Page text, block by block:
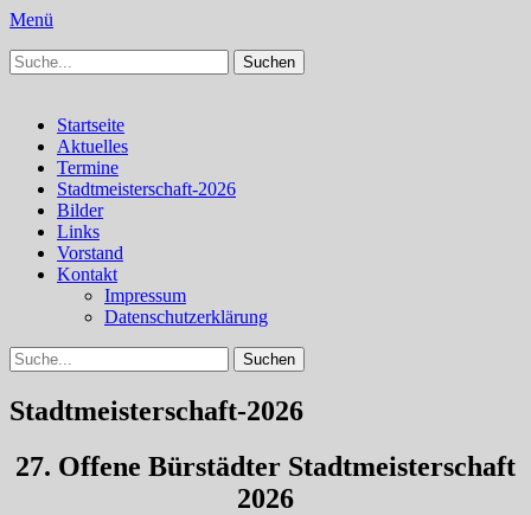
Menü
Schachfreunde Bürstadt
Schachfreunde im Web
Suchen
nach:
Primäres
Menü
Zum
Inhalt
springen
Startseite
Aktuelles
Termine
Stadtmeisterschaft-2026
Bilder
Links
Vorstand
Kontakt
Impressum
Datenschutzerklärung
Suchen
Suchen
nach:
Stadtmeisterschaft-2026
27. Offene Bürstädter Stadtmeisterschaft
2026